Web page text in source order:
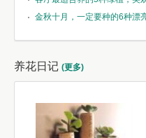
金秋十月，一定要种的6种漂
养花日记 (更多)